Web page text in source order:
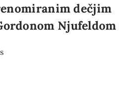
dečjim
Njufeldom
Policy